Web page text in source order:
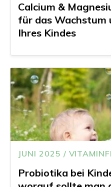
Calcium &
für das Wachstum
Ihres Kindes
JUNI 2025 /
Probiotika bei